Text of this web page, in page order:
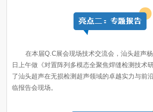
临报告会现场。